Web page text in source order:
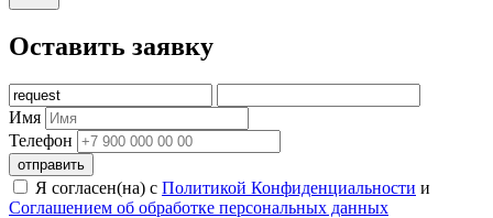
Оставить заявку
Имя
Телефон
отправить
Я согласен(на) с Политикой Конфиденциальности и
Соглашением об обработке персональных данных